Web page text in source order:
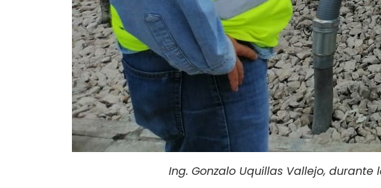
Ing. Gonzalo Uquillas Vallejo,